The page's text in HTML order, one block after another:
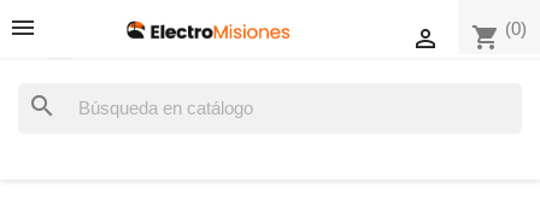
shopping_cart (0)

search